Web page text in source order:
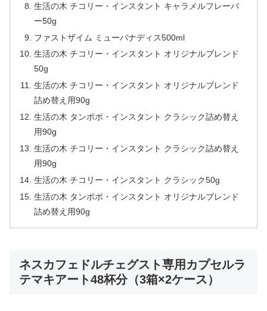
生活の木 チコリー・インスタント キャラメルフレーバ
ー50g
ファストザイム ミューバナディス500ml
生活の木 チコリー・インスタント オリジナルブレンド
50g
生活の木 チコリー・インスタント オリジナルブレンド
詰め替え用90g
生活の木 タンポポ・インスタント クラシック詰め替え
用90g
生活の木 チコリー・インスタント クラシック詰め替え
用90g
生活の木 チコリー・インスタント クラシック50g
生活の木 タンポポ・インスタント オリジナルブレンド
詰め替え用90g
ネスカフェドルチェグスト専用カプセルラ
テマキアート48杯分（3箱×2ケース）